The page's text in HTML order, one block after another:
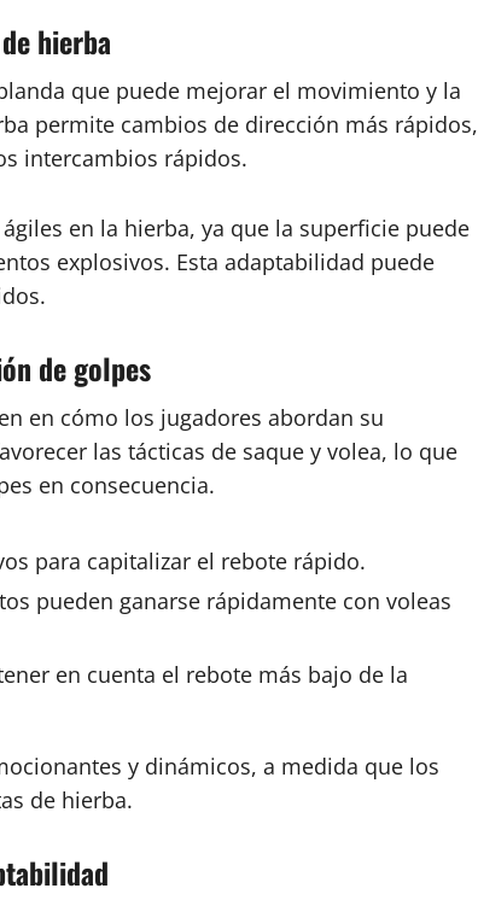
hierba
que puede mejorar el movimiento y la
permite cambios de dirección más rápidos,
intercambios rápidos.
en la hierba, ya que la superficie puede
explosivos. Esta adaptabilidad puede
de golpes
en cómo los jugadores abordan su
las tácticas de saque y volea, lo que
en consecuencia.
para capitalizar el rebote rápido.
pueden ganarse rápidamente con voleas
en cuenta el rebote más bajo de la
y dinámicos, a medida que los
de hierba.